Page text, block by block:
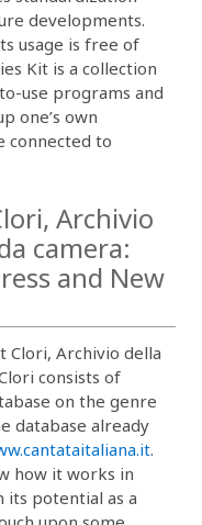
developments.
usage is free of
Kit is a collection
use programs and
one’s own
connected to
Archivio
camera:
and New
Clori, Archivio della
consists of
on the genre
database already
.
how it works in
its potential as a